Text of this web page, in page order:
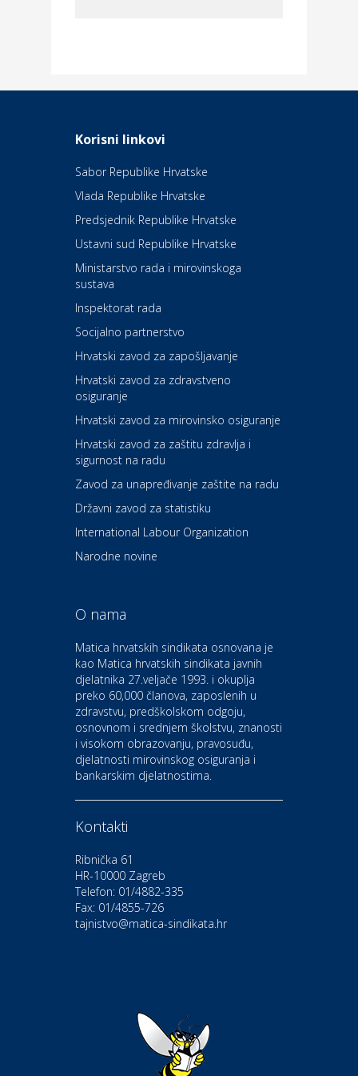
Daruvarske toplice – ljekovita
Kultura i edukacija
Kazalište Kerempuh
Kultura i edukacija
Kazalište ZKM
Auto-moto i tehnika
Zdravlje i osiguranje
Povoljnosti
Dental Sudar
Dom i dizajn
Euro-vrt – kosilice, motorne
Odmor
Bistrica
Auto-moto i tehnika
CIAK Auto d.o.o.
Kultura i edukacija
Kazalište Gavella
Moda i ljepota
Gastro
Hotel Bunčić Vrbovec
Izletište i vinotočje VINIA
Korisni linkovi
Sabor Republike Hrvatske
Vlada Republike Hrvatske
Predsjednik Republike Hrvatske
Ustavni sud Republike Hrvatske
Ministarstvo rada i mirovinskoga
sustava
Inspektorat rada
Socijalno partnerstvo
Hrvatski zavod za zapošljavanje
Hrvatski zavod za zdravstveno
osiguranje
Hrvatski zavod za mirovinsko osiguranje
Hrvatski zavod za zaštitu zdravlja i
sigurnost na radu
Zavod za unapređivanje zaštite na radu
Državni zavod za statistiku
International Labour Organization
Narodne novine
O nama
Matica hrvatskih sindikata osnovana je
kao Matica hrvatskih sindikata javnih
djelatnika 27.veljače 1993. i okuplja
preko 60,000 članova, zaposlenih u
zdravstvu, predškolskom odgoju,
osnovnom i srednjem školstvu, znanosti
i visokom obrazovanju, pravosuđu,
djelatnosti mirovinskog osiguranja i
bankarskim djelatnostima.
Kontakti
Ribnička 61
HR-10000 Zagreb
Telefon: 01/4882-335
Fax: 01/4855-726
tajnistvo@matica-sindikata.hr